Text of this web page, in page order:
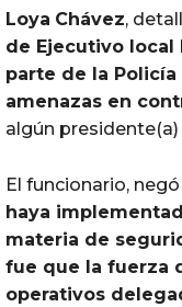
u
d
i
o
Loya Chávez,
de Ejecutivo
parte de la
amenazas en
algún
El funcionario,
haya
materia de
fue que la fuerza
operativos